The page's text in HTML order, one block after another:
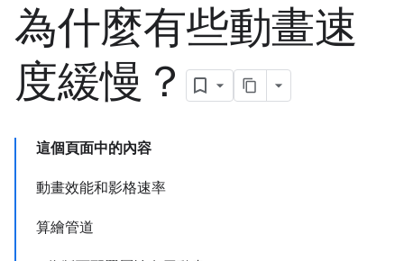
為什麼有些動畫速
度緩慢？
這個頁面中的內容
動畫效能和影格速率
算繪管道